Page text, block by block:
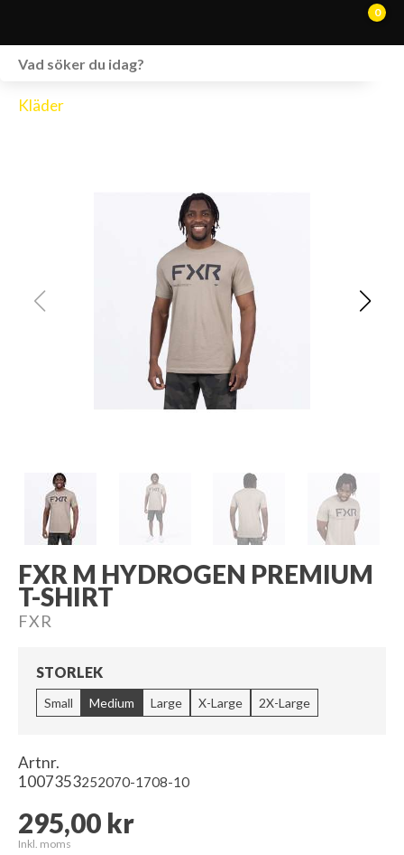
0
KONTAKT
Kläder
FXR M HYDROGEN PREMIUM
T-SHIRT
FXR
STORLEK
Small Medium Large X-Large 2X-Large
Artnr.
1007353252070-1708-10
295,00 kr
Inkl. moms